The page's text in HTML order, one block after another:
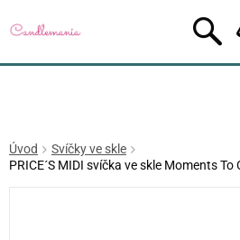
Úvod
Svíčky ve skle
PRICE´S MIDI svíčka ve skle Moments